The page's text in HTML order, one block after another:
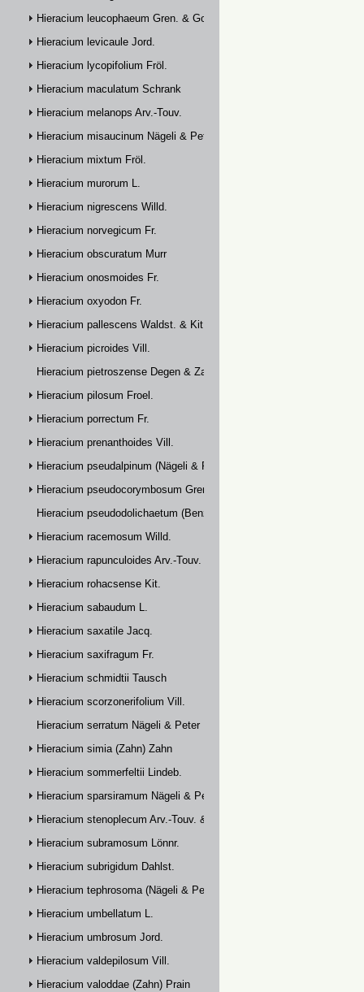
Hieracium leucophaeum Gren. & Godr.
Hieracium levicaule Jord.
Hieracium lycopifolium Fröl.
Hieracium maculatum Schrank
Hieracium melanops Arv.-Touv.
Hieracium misaucinum Nägeli & Peter
Hieracium mixtum Fröl.
Hieracium murorum L.
Hieracium nigrescens Willd.
Hieracium norvegicum Fr.
Hieracium obscuratum Murr
Hieracium onosmoides Fr.
Hieracium oxyodon Fr.
Hieracium pallescens Waldst. & Kit.
Hieracium picroides Vill.
Hieracium pietroszense Degen & Zahn
Hieracium pilosum Froel.
Hieracium porrectum Fr.
Hieracium prenanthoides Vill.
Hieracium pseudalpinum (Nägeli & Peter) Prain
Hieracium pseudocorymbosum Gremli
Hieracium pseudodolichaetum (Benz & Zahn) Zahn
Hieracium racemosum Willd.
Hieracium rapunculoides Arv.-Touv.
Hieracium rohacsense Kit.
Hieracium sabaudum L.
Hieracium saxatile Jacq.
Hieracium saxifragum Fr.
Hieracium schmidtii Tausch
Hieracium scorzonerifolium Vill.
Hieracium serratum Nägeli & Peter
Hieracium simia (Zahn) Zahn
Hieracium sommerfeltii Lindeb.
Hieracium sparsiramum Nägeli & Peter
Hieracium stenoplecum Arv.-Touv. & Huter
Hieracium subramosum Lönnr.
Hieracium subrigidum Dahlst.
Hieracium tephrosoma (Nägeli & Peter) Zahn
Hieracium umbellatum L.
Hieracium umbrosum Jord.
Hieracium valdepilosum Vill.
Hieracium valoddae (Zahn) Prain